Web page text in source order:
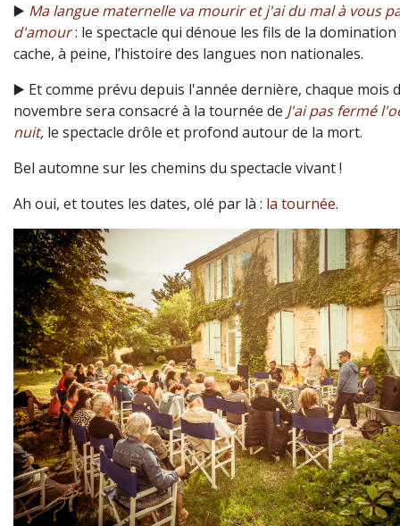
▶️ Ma langue maternelle va mourir et j'ai du mal à vous
d'amour: le spectacle qui dénoue les fils de la domination
cache, à peine, l’histoire des langues non nationales.
▶️ Et comme prévu depuis l'année dernière, chaque mois
novembre sera consacré à la tournée de J'ai pas fermé
nuit, le spectacle drôle et profond autour de la mort.
Bel automne sur les chemins du spectacle vivant !
Ah oui, et toutes les dates, olé par là : la tournée.